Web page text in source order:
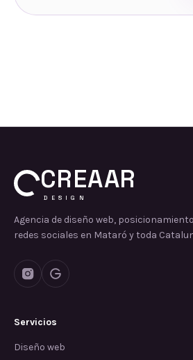
CREAAR
DESIGN
Agencia de diseño web,
redes sociales en Mataró y toda
Servicios
Diseño web